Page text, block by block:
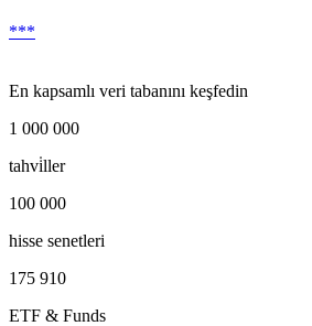
***
En kapsamlı veri tabanını keşfedin
1 000 000
tahvi̇ller
100 000
hisse senetleri
175 910
ETF & Funds